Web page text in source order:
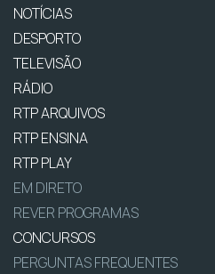
NOTÍCIAS
DESPORTO
TELEVISÃO
RÁDIO
RTP ARQUIVOS
RTP ENSINA
RTP PLAY
EM DIRETO
REVER PROGRAMAS
CONCURSOS
PERGUNTAS FREQUENTES